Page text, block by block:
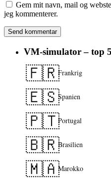
Gem mit navn, mail og
jeg kommenterer.
VM-simulator – top
🇫🇷Frankrig
🇪🇸Spanien
🇵🇹Portugal
🇧🇷Brasilien
🇲🇦Marokko